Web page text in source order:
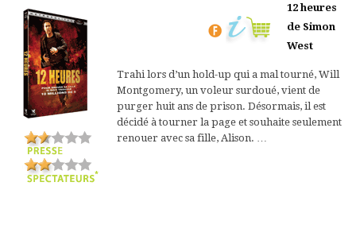
12 heures
de Simon
West
Trahi lors d’un hold-up qui a mal tourné, Will
Montgomery, un voleur surdoué, vient de
purger huit ans de prison. Désormais, il est
décidé à tourner la page et souhaite seulement
renouer avec sa fille, Alison. …